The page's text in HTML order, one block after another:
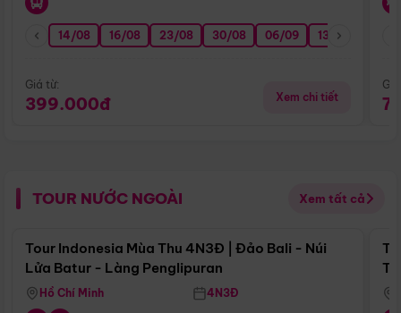
14/08 16/08 23/08 30/08 06/09 13/09
Giá từ:
399.000đ Xem chi tiết
TOUR NƯỚC NGOÀI Xem tất cả
Điểm nổi bật
Tour Indonesia Mùa Thu 4N3Đ | Đảo Bali - Núi
Lửa Batur - Làng Penglipuran
Hồ Chí Minh 4N3Đ